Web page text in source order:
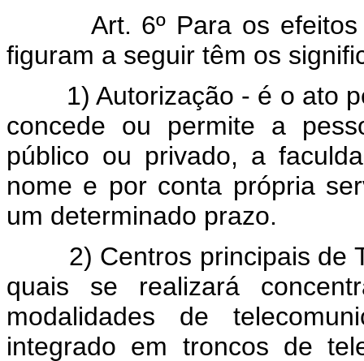
Art. 6º Para os efeitos
figuram a seguir têm os
1) Autorização - é o ato
concede ou permite a
público ou privado, a
nome e por conta própria
um determinado prazo.
2) Centros principais de
quais se realizará
modalidades de
integrado em troncos de